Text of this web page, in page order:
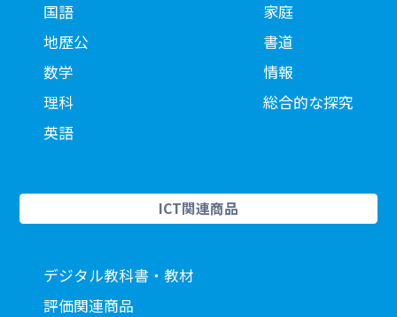
国語
地歴公
数学
理科
英語
家庭
書道
情報
総合的な探究
ICT関連商品
デジタル教科書・教材
評価関連商品